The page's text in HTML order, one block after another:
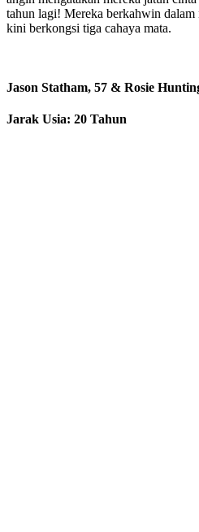
tahun lagi! Mereka berkahwin dalam
kini berkongsi tiga cahaya mata.
Jason Statham, 57 & Rosie
Jarak Usia: 20 Tahun